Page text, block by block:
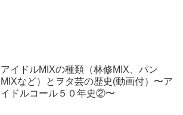
アイドルMIXの種類（林修MIX、パン
MIXなど）とヲタ芸の歴史(動画付）〜ア
イドルコール５０年史②〜